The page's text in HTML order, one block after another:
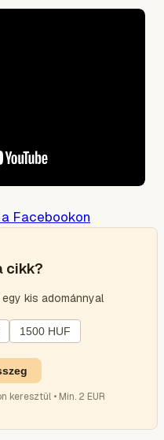
Facebookon
cikk?
kis adománnyal
1500 HUF
• Min. 2 EUR